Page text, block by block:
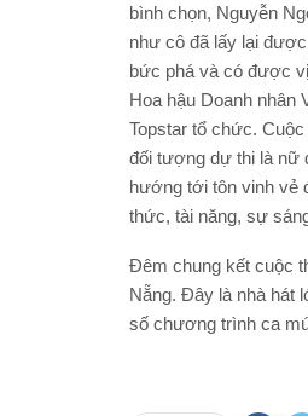
bình chọn, Nguyễn
như cô đã lấy lại
bức phá và có được
Hoa hậu Doanh nhân
Topstar tổ chức.
đối tượng dự thi là nữ
hướng tới tôn vinh vẻ
thức, tài năng, sự
Đêm chung kết cuộc
Nẵng. Đây là nhà hát
số chương trình ca